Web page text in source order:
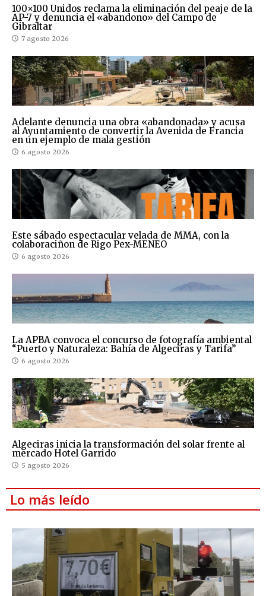
100×100 Unidos reclama la eliminación del peaje de la
AP-7 y denuncia el «abandono» del Campo de
Gibraltar
7 agosto 2026
Adelante denuncia una obra «abandonada» y acusa
al Ayuntamiento de convertir la Avenida de Francia
en un ejemplo de mala gestión
6 agosto 2026
Este sábado espectacular velada de MMA, con la
colaboraciñon de Rigo Pex-MENEO
6 agosto 2026
La APBA convoca el concurso de fotografía ambiental
“Puerto y Naturaleza: Bahía de Algeciras y Tarifa”
6 agosto 2026
Algeciras inicia la transformación del solar frente al
mercado Hotel Garrido
5 agosto 2026
Lo más leído